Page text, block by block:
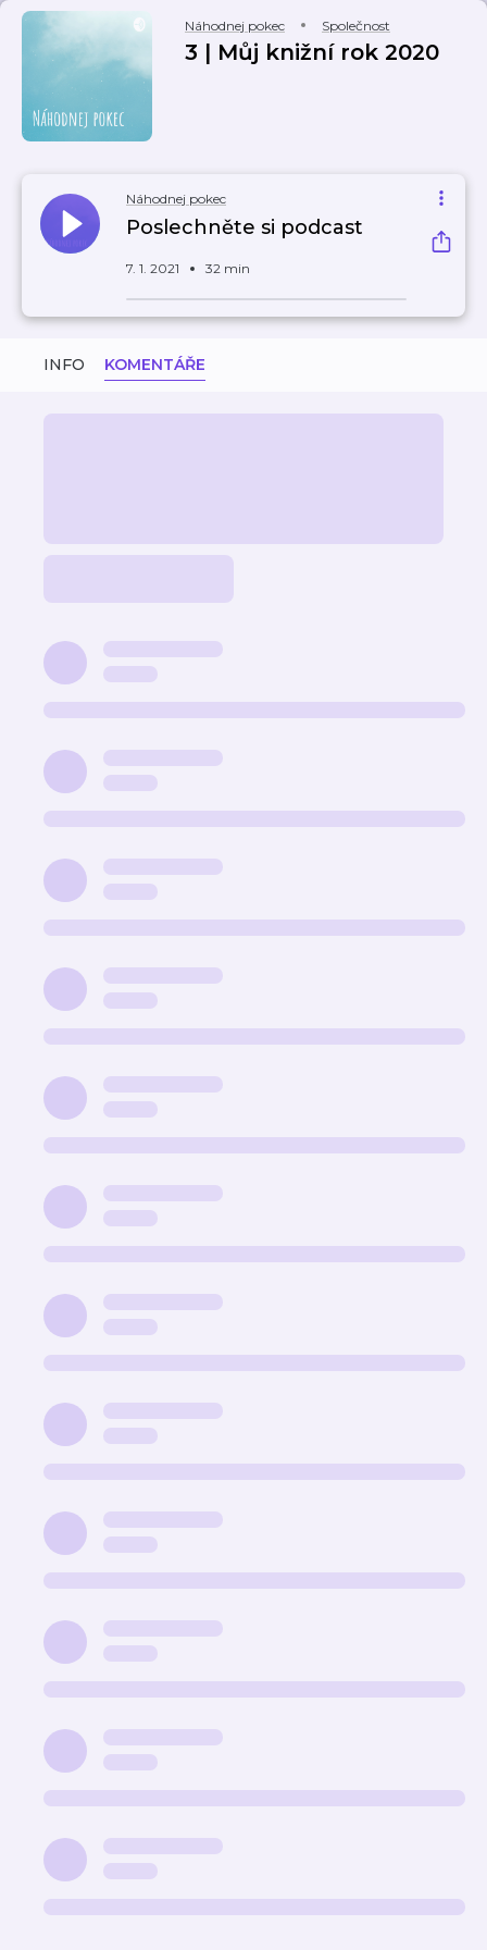
Náhodnej pokec Společnost
3 | Můj knižní rok 2020
Náhodnej pokec
Poslechněte si podcast
7. 1. 2021 32 min
INFO KOMENTÁŘE